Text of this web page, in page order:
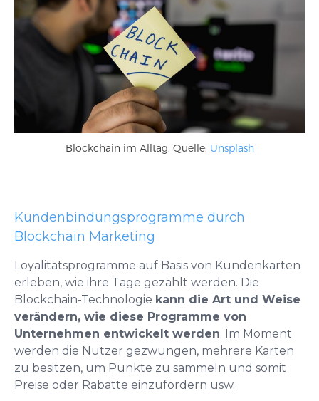
Blockchain im Alltag. Quelle: Unsplash
Kundenbindungsprogramme durch
Blockchain Marketing
Loyalitätsprogramme auf Basis von Kundenkarten
erleben, wie ihre Tage gezählt werden. Die
Blockchain-Technologie kann die Art und Weise
verändern, wie diese Programme von
Unternehmen entwickelt werden. Im Moment
werden die Nutzer gezwungen, mehrere Karten
zu besitzen, um Punkte zu sammeln und somit
Preise oder Rabatte einzufordern usw.